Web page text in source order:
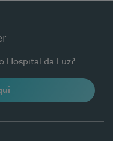
Hospital da Luz?